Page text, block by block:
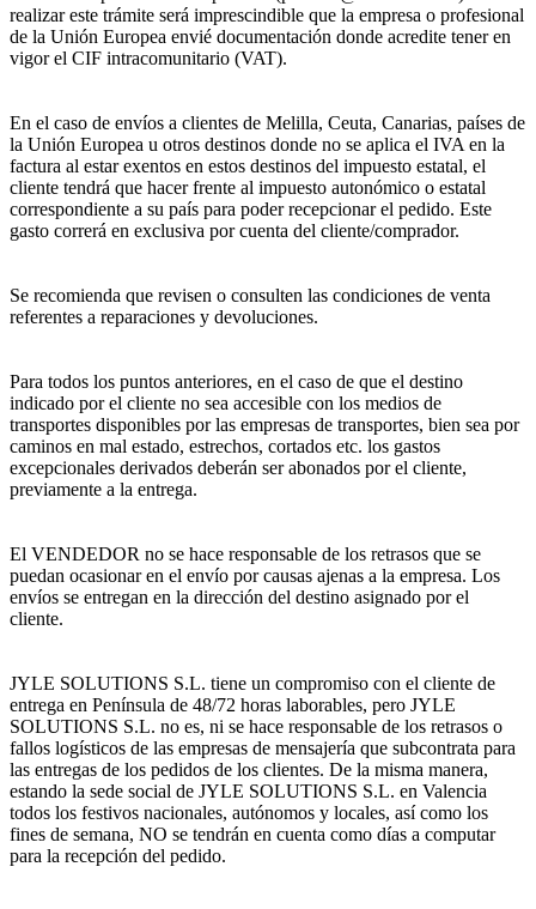
realizar este trámite será imprescindible que la empresa o profesional
de la Unión Europea envié documentación donde acredite tener en
vigor el CIF intracomunitario (VAT).
En el caso de envíos a clientes de Melilla, Ceuta, Canarias, países de
la Unión Europea u otros destinos donde no se aplica el IVA en la
factura al estar exentos en estos destinos del impuesto estatal, el
cliente tendrá que hacer frente al impuesto autonómico o estatal
correspondiente a su país para poder recepcionar el pedido. Este
gasto correrá en exclusiva por cuenta del cliente/comprador.
Se recomienda que revisen o consulten las condiciones de venta
referentes a reparaciones y devoluciones.
Para todos los puntos anteriores, en el caso de que el destino
indicado por el cliente no sea accesible con los medios de
transportes disponibles por las empresas de transportes, bien sea por
caminos en mal estado, estrechos, cortados etc. los gastos
excepcionales derivados deberán ser abonados por el cliente,
previamente a la entrega.
El VENDEDOR no se hace responsable de los retrasos que se
puedan ocasionar en el envío por causas ajenas a la empresa. Los
envíos se entregan en la dirección del destino asignado por el
cliente.
JYLE SOLUTIONS S.L. tiene un compromiso con el cliente de
entrega en Península de 48/72 horas laborables, pero JYLE
SOLUTIONS S.L. no es, ni se hace responsable de los retrasos o
fallos logísticos de las empresas de mensajería que subcontrata para
las entregas de los pedidos de los clientes. De la misma manera,
estando la sede social de JYLE SOLUTIONS S.L. en Valencia
todos los festivos nacionales, autónomos y locales, así como los
fines de semana, NO se tendrán en cuenta como días a computar
para la recepción del pedido.